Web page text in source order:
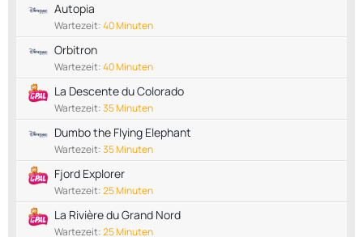
Autopia
Wartezeit:40 Minuten
Orbitron
Wartezeit:40 Minuten
La Descente du Colorado
Wartezeit:35 Minuten
Dumbo the Flying Elephant
Wartezeit:35 Minuten
Fjord Explorer
Wartezeit:25 Minuten
La Rivière du Grand Nord
Wartezeit:25 Minuten